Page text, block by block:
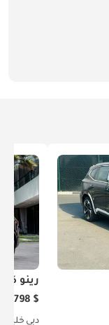
رينو
$ 21,798
دبي خليجي